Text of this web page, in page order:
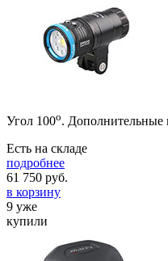
Угол 100о. Дополнительные
Есть на складе
подробнее
61 750 руб.
в корзину
9 уже
купили